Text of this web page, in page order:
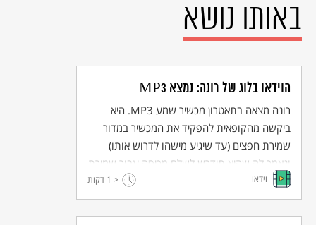
באותו נושא
הוידאו בלוג של רונה: נמצא MP3
רונה מצאה בתאטרון מכשיר שמע MP3. היא
ביקשה מהקופאית להפקיד את המכשיר במדור
שמירת חפצים (עד שיגיע מישהו לדרוש אותו)
ונאמר לה שהיא תידרש לשלם מכיסה עבור שמירת
המכשיר. רונה מתרגזת שעליה להשקיע כסף כדי
להפקיד חפץ שלא היא איבדה. היא תוהה מדוע
היא צריכה לשלם והאם היא אחראית על מי שאיבד
וידאו < 1 דקות